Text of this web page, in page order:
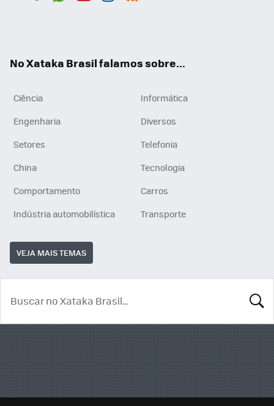
No Xataka Brasil falamos sobre...
Ciência
Informática
Engenharia
Diversos
Setores
Telefonia
China
Tecnologia
Comportamento
Carros
Indústria automobilística
Transporte
VEJA MAIS TEMAS